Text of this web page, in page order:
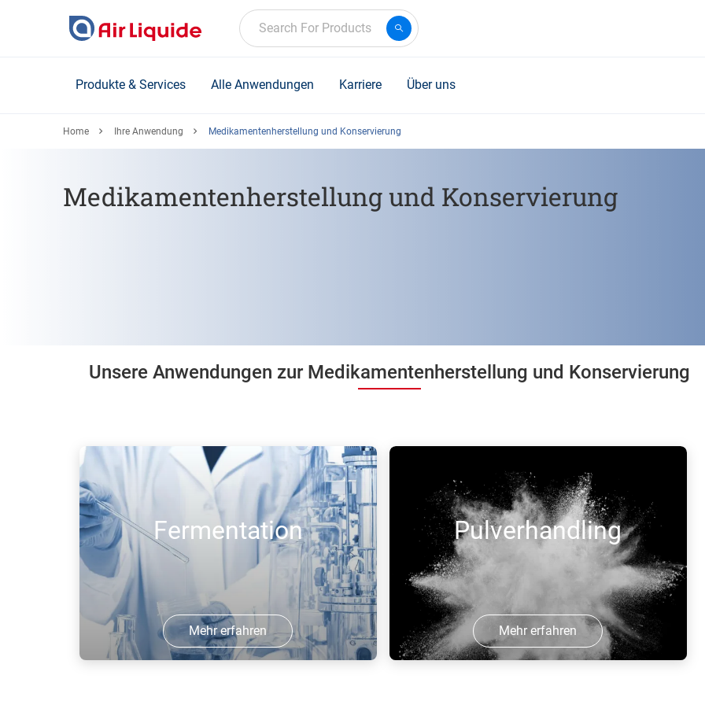
Search For Products
Produkte & Services Alle Anwendungen Karriere Über uns
Home Ihre Anwendung Medikamentenherstellung und Konservierung
Medikamentenherstellung und Konservierung
Unsere Anwendungen zur Medikamentenherstellung und Konservierung
Fermentation
Mehr erfahren
Pulverhandling
Mehr erfahren